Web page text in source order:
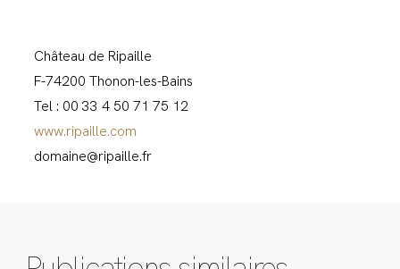
Château de Ripaille
F-74200 Thonon-les-Bains
Tel : 00 33 4 50 71 75 12
www.ripaille.com
domaine@ripaille.fr